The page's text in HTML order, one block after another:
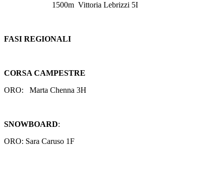
1500m Vittoria Lebrizzi 5I
FASI REGIONALI
CORSA CAMPESTRE
ORO:
Marta Chenna 3H
SNOWBOARD:
ORO: Sara Caruso 1F